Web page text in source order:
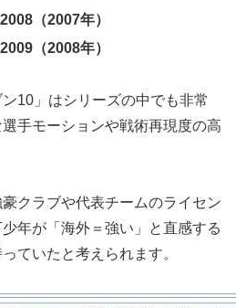
（2007年）
（2008年）
10」はシリーズの中でも非常
手モーションや戦術再現度の高
クラブや代表チームのライセン
年が「海外＝強い」と直感する
ていたと考えられます。